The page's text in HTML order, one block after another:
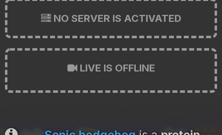
NO SERVER IS ACTIVATED
LIVE IS OFFLINE